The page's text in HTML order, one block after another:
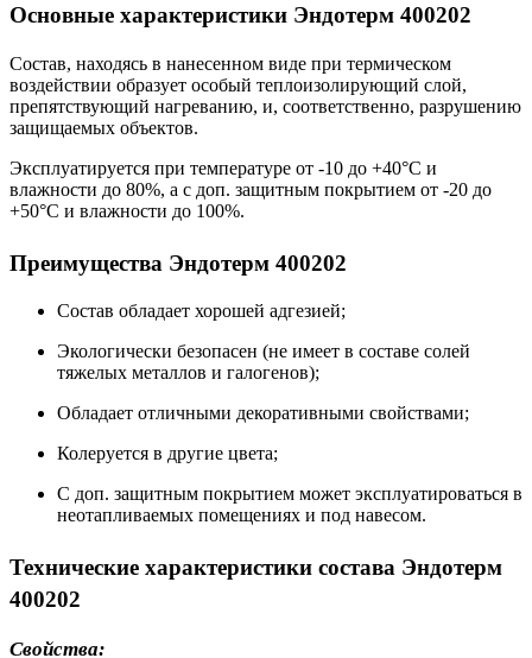
Основные характеристики Эндотерм 400202
Состав, находясь в нанесенном виде при термическом
воздействии образует особый теплоизолирующий слой,
препятствующий нагреванию, и, соответственно, разрушению
защищаемых объектов.
Эксплуатируется при температуре от -10 до +40°С и
влажности до 80%, а с доп. защитным покрытием от -20 до
+50°С и влажности до 100%.
Преимущества Эндотерм 400202
Состав обладает хорошей адгезией;
Экологически безопасен (не имеет в составе солей
тяжелых металлов и галогенов);
Обладает отличными декоративными свойствами;
Колеруется в другие цвета;
С доп. защитным покрытием может эксплуатироваться в
неотапливаемых помещениях и под навесом.
Технические характеристики состава Эндотерм
400202
Свойства: